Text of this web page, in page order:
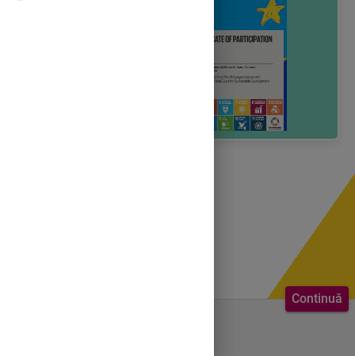
Continuă